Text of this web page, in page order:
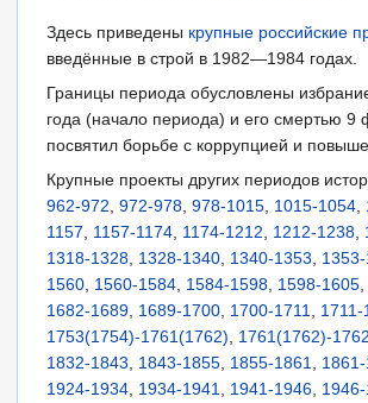
Перейти
к
навигации
Перейти
к
поиску
Здесь приведены крупные российские
введённые в строй в 1982—1984 годах.
Границы периода обусловлены
года (начало периода) и его смертью
посвятил борьбе с коррупцией и
Крупные проекты других периодов
962-972 972-978 978-1015 1015-1054
1157
1157-1174 1174-1212 1212-1238
1318-1328 1328-1340 1340-1353
1560 1560-1584 1584-1598 1598-1605
1682-1689 1689-1700 1700-1711 1711-
1753(1754)-1761(1762)
1761(1762)-1762
1832-1843
1843-1855 1855-1861
1924-1934 1934-1941 1941-1946